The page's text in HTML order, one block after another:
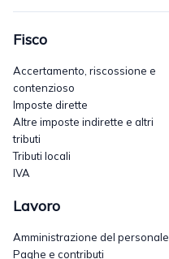
Fisco
Accertamento, riscossione e
contenzioso
Imposte dirette
Altre imposte indirette e altri
tributi
Tributi locali
IVA
Lavoro
Amministrazione del personale
Paghe e contributi